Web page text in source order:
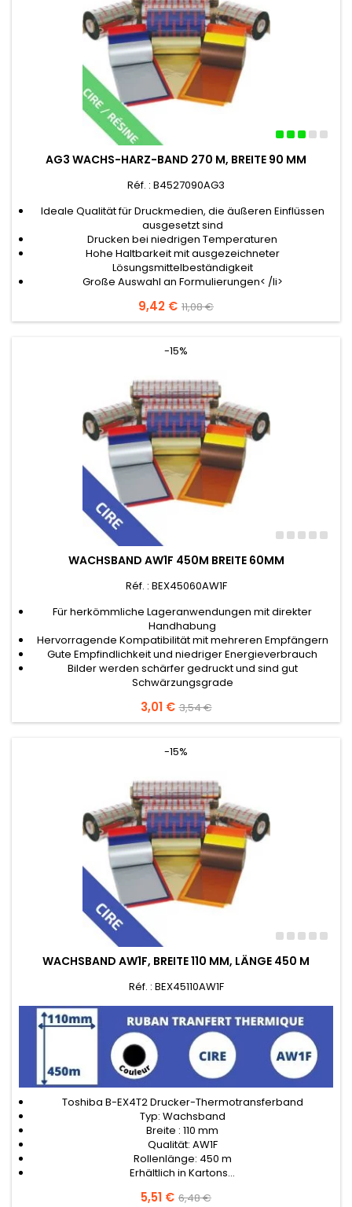
AG3 WACHS-HARZ-BAND 270 M, BREITE 90 MM
Réf. : B4527090AG3
Ideale Qualität für Druckmedien, die äußeren Einflüssen
ausgesetzt sind
Drucken bei niedrigen Temperaturen
Hohe Haltbarkeit mit ausgezeichneter
Lösungsmittelbeständigkeit
Große Auswahl an Formulierungen< /li>
Preis
9,42 € Verkaufspreis
11,08 €
-15%
WACHSBAND AW1F 450M BREITE 60MM
Réf. : BEX45060AW1F
Für herkömmliche Lageranwendungen mit direkter
Handhabung
Hervorragende Kompatibilität mit mehreren Empfängern
Gute Empfindlichkeit und niedriger Energieverbrauch
Bilder werden schärfer gedruckt und sind gut
Schwärzungsgrade
Preis
3,01 € Verkaufspreis
3,54 €
-15%
WACHSBAND AW1F, BREITE 110 MM, LÄNGE 450 M
Réf. : BEX45110AW1F
Toshiba B-EX4T2 Drucker-Thermotransferband
Typ: Wachsband
Breite : 110 mm
Qualität: AW1F
Rollenlänge: 450 m
Erhältlich in Kartons...
Preis
5,51 € Verkaufspreis
6,48 €